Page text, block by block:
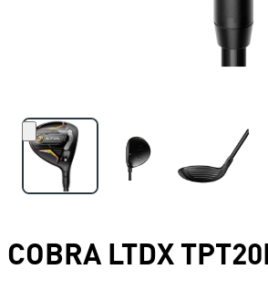
COBRA LTDX